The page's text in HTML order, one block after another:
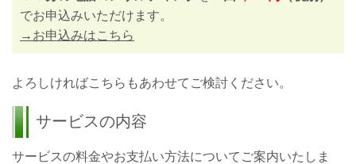
でお申込みいただけます。
→お申込みはこちら
よろしければこちらもあわせてご検討ください。
サービスの内容
サービスの料金やお支払い方法についてご案内いたしま